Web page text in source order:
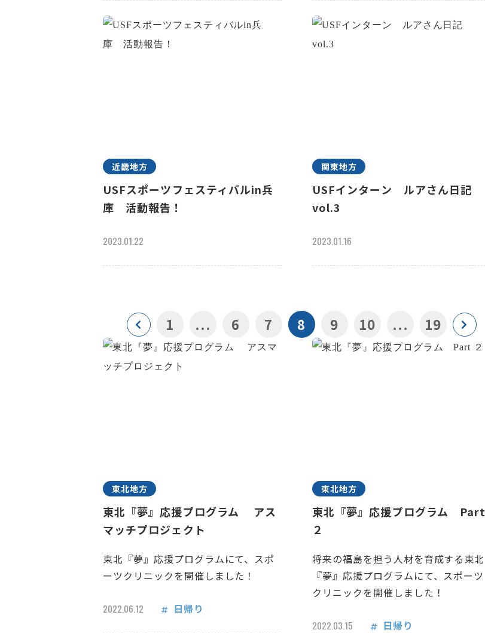
近畿地方
USFスポーツフェスティバルin兵
庫 活動報告！
2023.01.22
関東地方
USFインターン ルアさん日記
vol.3
2023.01.16
1 ... 6 7 8 9 10 ... 19
東北地方
東北『夢』応援プログラム アス
マッチプロジェクト
東北『夢』応援プログラムにて、スポ
ーツクリニックを開催しました！
2022.06.12 日帰り
東北地方
東北『夢』応援プログラム Part
２
将来の福島を担う人材を育成する東北
『夢』応援プログラムにて、スポーツ
クリニックを開催しました！
2022.03.15 日帰り